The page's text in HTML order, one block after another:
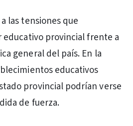
las tensiones que
educativo provincial frente a
general del país. En la
educativos
provincial podrían verse
de fuerza.